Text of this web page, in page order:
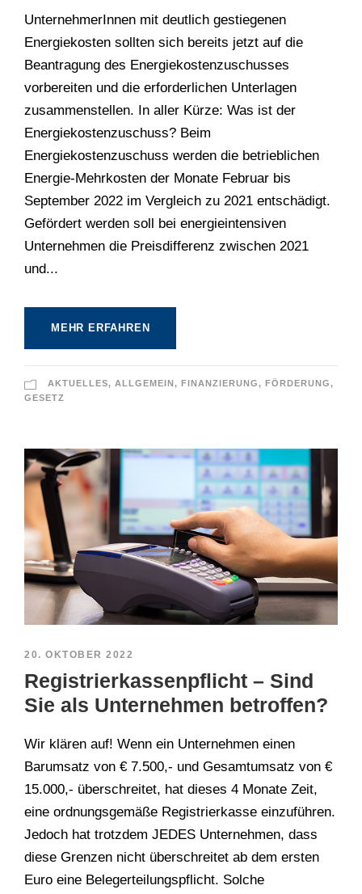
UnternehmerInnen mit deutlich gestiegenen
Energiekosten sollten sich bereits jetzt auf die
Beantragung des Energiekostenzuschusses
vorbereiten und die erforderlichen Unterlagen
zusammenstellen. In aller Kürze: Was ist der
Energiekostenzuschuss? Beim
Energiekostenzuschuss werden die betrieblichen
Energie-Mehrkosten der Monate Februar bis
September 2022 im Vergleich zu 2021 entschädigt.
Gefördert werden soll bei energieintensiven
Unternehmen die Preisdifferenz zwischen 2021
und...
MEHR ERFAHREN
AKTUELLES, ALLGEMEIN, FINANZIERUNG, FÖRDERUNG,
GESETZ
20. OKTOBER 2022
Registrierkassenpflicht – Sind
Sie als Unternehmen betroffen?
Wir klären auf! Wenn ein Unternehmen einen
Barumsatz von € 7.500,- und Gesamtumsatz von €
15.000,- überschreitet, hat dieses 4 Monate Zeit,
eine ordnungsgemäße Registrierkasse einzuführen.
Jedoch hat trotzdem JEDES Unternehmen, dass
diese Grenzen nicht überschreitet ab dem ersten
Euro eine Belegerteilungspflicht. Solche